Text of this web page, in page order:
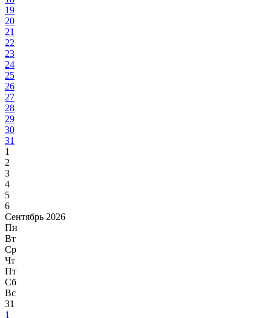
19
20
21
22
23
24
25
26
27
28
29
30
31
1
2
3
4
5
6
Сентябрь 2026
Пн
Вт
Ср
Чт
Пт
Сб
Вс
31
1